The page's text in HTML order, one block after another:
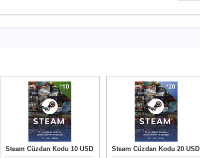
Steam Cüzdan Kodu 10 USD Steam Cüzdan Kodu 20 USD